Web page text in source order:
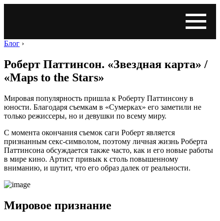
Блог ›
Роберт Паттинсон. «Звездная карта» /
«Maps to the Stars»
Мировая популярность пришла к Роберту Паттинсону в
юности. Благодаря съемкам в «Сумерках» его заметили не
только режиссеры, но и девушки по всему миру.
С момента окончания съемок саги Роберт является
признанным секс-символом, поэтому личная жизнь Роберта
Паттинсона обсуждается также часто, как и его новые работы
в мире кино. Артист привык к столь повышенному
вниманию, и шутит, что его образ далек от реальности.
Мировое признание